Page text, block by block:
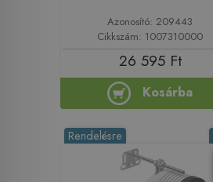
Azonosító: 209443
Cikkszám: 1007310000
26 595 Ft
Kosárba
Rendelésre